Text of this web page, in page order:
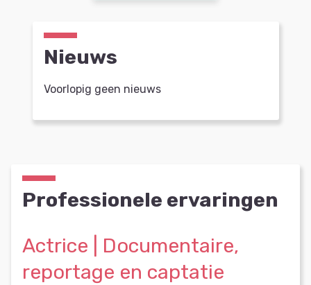
Nieuws
Voorlopig geen nieuws
Professionele ervaringen
Actrice | Documentaire,
reportage en captatie